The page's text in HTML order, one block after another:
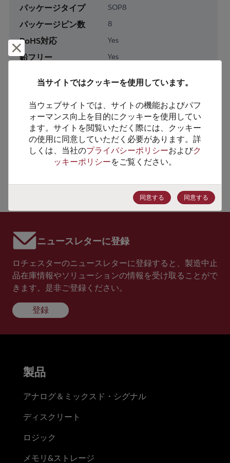
パッケージタイプ SOP8
パッケージピン数 8
RoHS対応 Yes
鉛フリー Yes
製品カテゴリー
製品サブカテゴリー Non-Volatile
製品グループ Serial Flash
HTSコード 8542.32.0051
ニュースレターに登録
ロチェスターのニュースレターに登録すると、製造中止
品在庫情報やソリューションの情報を受け取ることがで
きます。是非ご登録ください。
登録
却下して閉じる
当サイトではクッキーを使用しています。
当ウェブサイトでは、サイトの機能およびパフ
ォーマンス向上を目的にクッキーを使用してい
ます。サイトを閲覧いただく際には、クッキー
の使用に同意していただく必要があります。詳
しくは、当社のプライバシーポリシーおよびク
ッキーポリシーをご覧ください。
同意する 同意する
製品
アナログ＆ミックスド・シグナル
ディスクリート
ロジック
メモリ&ストレージ